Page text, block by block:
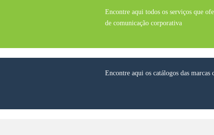
Encontre aqui todos os serviços que
de comunicação corporativa
Encontre aqui os catálogos das marcas